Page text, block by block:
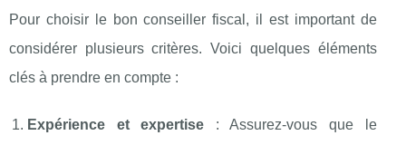
Pour choisir le bon conseiller fiscal, il est important de
considérer plusieurs critères. Voici quelques éléments
clés à prendre en compte :
Expérience et expertise : Assurez-vous que le